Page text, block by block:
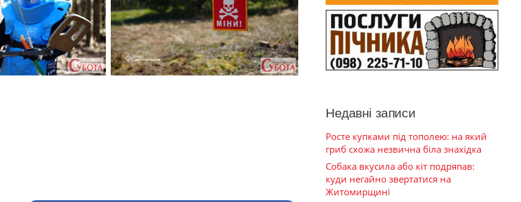
Недавні записи
Росте купками під тополею: на який
гриб схожа незвична біла знахідка
Собака вкусила або кіт подряпав:
куди негайно звертатися на
Житомирщині